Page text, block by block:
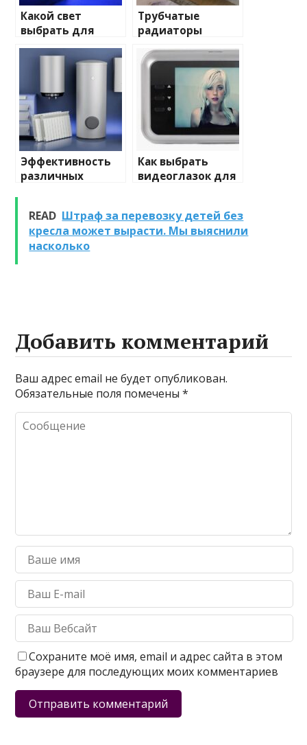
Какой свет
выбрать для
домашнего
освещения
Трубчатые
радиаторы
и характеристики
Эффективность
различных
очистке и
промывке котлов
Как выбрать
видеоглазок для
READ Штраф за перевозку детей без
кресла может вырасти. Мы выяснили
насколько
Добавить комментарий
Ваш адрес email не будет опубликован.
Обязательные поля помечены*
Сохраните моё имя, email и адрес сайта в этом
браузере для последующих моих комментариев